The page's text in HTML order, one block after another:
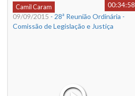
Camil Caram
00:34:58
09/09/2015 - 28ª Reunião Ordinária -
Comissão de Legislação e Justiça